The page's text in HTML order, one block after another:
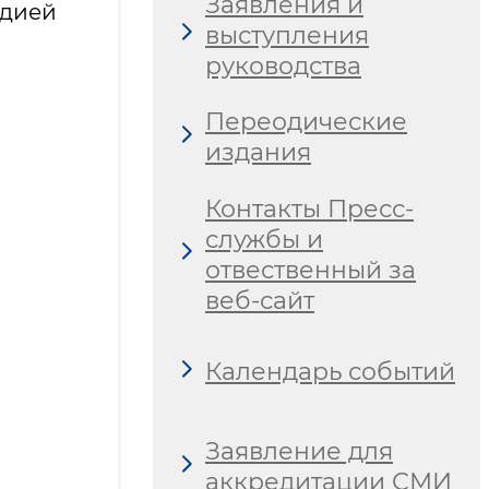
выступления
руководства
Переодические
издания
Контакты Пресс-
службы и
отвественный за
веб-сайт
Календарь событий
Заявление для
аккредитации СМИ